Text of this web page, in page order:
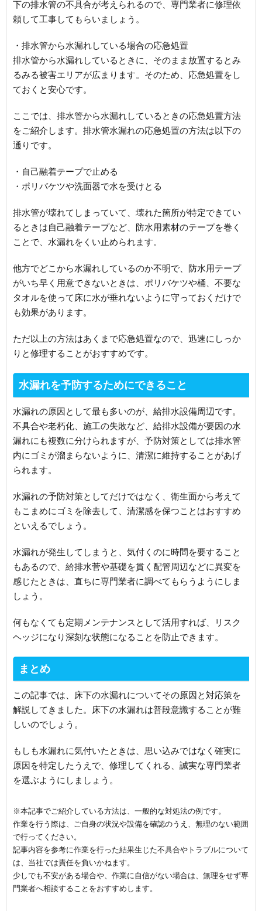
下の排水管の不具合が考えられるので、専門業者に修理依
頼して工事してもらいましょう。
・排水管から水漏れしている場合の応急処置
排水管から水漏れしているときに、そのまま放置するとみ
るみる被害エリアが広まります。そのため、応急処置をし
ておくと安心です。
ここでは、排水管から水漏れしているときの応急処置方法
をご紹介します。排水管水漏れの応急処置の方法は以下の
通りです。
・自己融着テープで止める
・ポリバケツや洗面器で水を受けとる
排水管が壊れてしまっていて、壊れた箇所が特定できてい
るときは自己融着テープなど、防水用素材のテープを巻く
ことで、水漏れをくい止められます。
他方でどこから水漏れしているのか不明で、防水用テープ
がいち早く用意できないときは、ポリバケツや桶、不要な
タオルを使って床に水が垂れないように守っておくだけで
も効果があります。
ただ以上の方法はあくまで応急処置なので、迅速にしっか
りと修理することがおすすめです。
水漏れを予防するためにできること
水漏れの原因として最も多いのが、給排水設備周辺です。
不具合や老朽化、施工の失敗など、給排水設備が要因の水
漏れにも複数に分けられますが、予防対策としては排水管
内にゴミが溜まらないように、清潔に維持することがあげ
られます。
水漏れの予防対策としてだけではなく、衛生面から考えて
もこまめにゴミを除去して、清潔感を保つことはおすすめ
といえるでしょう。
水漏れが発生してしまうと、気付くのに時間を要すること
もあるので、給排水菅や基礎を貫く配管周辺などに異変を
感じたときは、直ちに専門業者に調べてもらうようにしま
しょう。
何もなくても定期メンテナンスとして活用すれば、リスク
ヘッジになり深刻な状態になることを防止できます。
まとめ
この記事では、床下の水漏れについてその原因と対応策を
解説してきました。床下の水漏れは普段意識することが難
しいのでしょう。
もしも水漏れに気付いたときは、思い込みではなく確実に
原因を特定したうえで、修理してくれる、誠実な専門業者
を選ぶようにしましょう。
※本記事でご紹介している方法は、一般的な対処法の例です。
作業を行う際は、ご自身の状況や設備を確認のうえ、無理のない範囲
で行ってください。
記事内容を参考に作業を行った結果生じた不具合やトラブルについて
は、当社では責任を負いかねます。
少しでも不安がある場合や、作業に自信がない場合は、無理をせず専
門業者へ相談することをおすすめします。